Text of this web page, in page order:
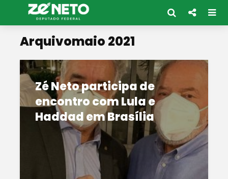
Arquivomaio 2021
Zé Neto participa de
encontro com Lula e
Haddad em Brasília